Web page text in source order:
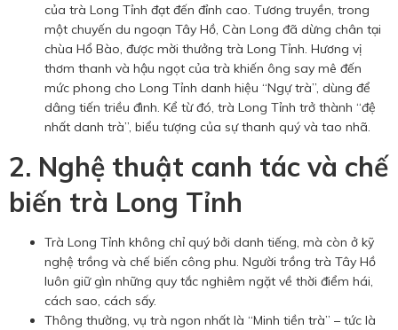
của trà Long Tỉnh đạt đến đỉnh cao. Tương truyền, trong
một chuyến du ngoạn Tây Hồ, Càn Long đã dừng chân tại
chùa Hổ Bào, được mời thưởng trà Long Tỉnh. Hương vị
thơm thanh và hậu ngọt của trà khiến ông say mê đến
mức phong cho Long Tỉnh danh hiệu “Ngự trà”, dùng để
dâng tiến triều đình. Kể từ đó, trà Long Tỉnh trở thành “đệ
nhất danh trà”, biểu tượng của sự thanh quý và tao nhã.
2. Nghệ thuật canh tác và chế
biến trà Long Tỉnh
Trà Long Tỉnh không chỉ quý bởi danh tiếng, mà còn ở kỹ
nghệ trồng và chế biến công phu. Người trồng trà Tây Hồ
luôn giữ gìn những quy tắc nghiêm ngặt về thời điểm hái,
cách sao, cách sấy.
Thông thường, vụ trà ngon nhất là “Minh tiền trà” – tức là